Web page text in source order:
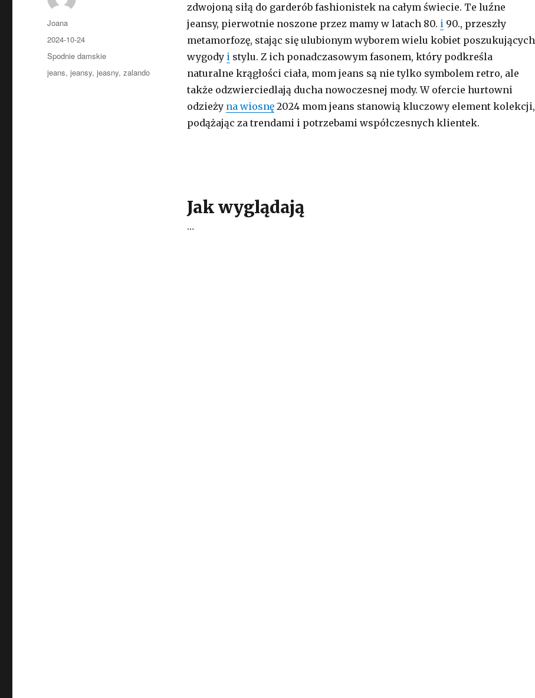
zdwojoną siłą do garderób fashionistek na całym świecie. Te luźne
jeansy, pierwotnie noszone przez mamy w latach 80. i 90., przeszły
metamorfozę, stając się ulubionym wyborem wielu kobiet poszukujących
wygody i stylu. Z ich ponadczasowym fasonem, który podkreśla
naturalne krągłości ciała, mom jeans są nie tylko symbolem retro, ale
także odzwierciedlają ducha nowoczesnej mody. W ofercie hurtowni
odzieży na wiosnę2024 mom jeans stanowią kluczowy element kolekcji,
podążając za trendami i potrzebami współczesnych klientek.
Jak wyglądają
…
Autor
Joana
Opublikowano
2024-10-24
Kategorie
Spodnie damskie
Tagi
jeans,jeansy,jeasny,zalando